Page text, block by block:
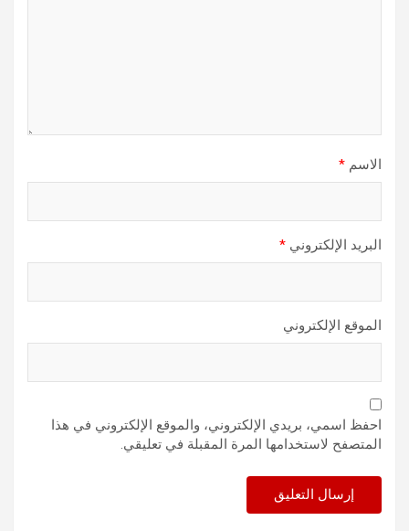
الاسم *
البريد الإلكتروني *
الموقع الإلكتروني
احفظ اسمي، بريدي الإلكتروني، والموقع الإلكتروني في هذا
المتصفح لاستخدامها المرة المقبلة في تعليقي.